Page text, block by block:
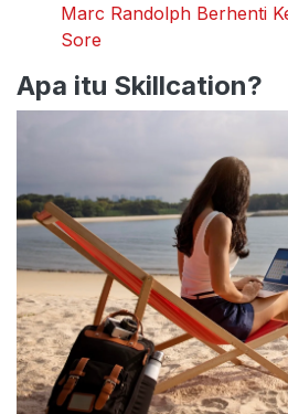
Marc Randolph Berhenti
Sore
Apa itu Skillcation?